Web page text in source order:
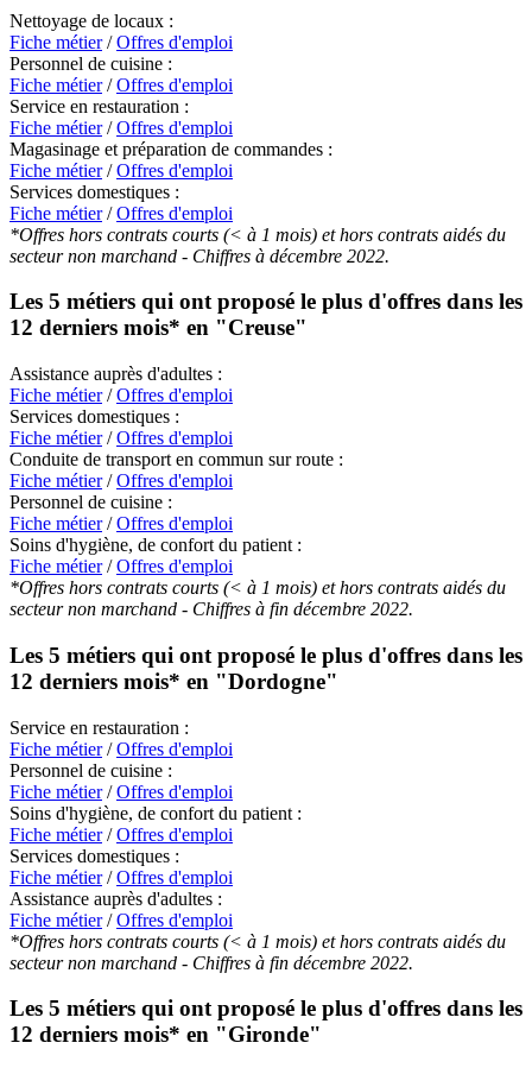
Nettoyage de locaux :
Fiche métier/Offres d'emploi
Personnel de cuisine :
Fiche métier/Offres d'emploi
Service en restauration :
Fiche métier/Offres d'emploi
Magasinage et préparation de commandes :
Fiche métier/Offres d'emploi
Services domestiques :
Fiche métier/Offres d'emploi
*Offres hors contrats courts (< à 1 mois) et hors contrats aidés du
secteur non marchand - Chiffres à décembre 2022.
Les 5 métiers qui ont proposé le plus d'offres dans les
12 derniers mois* en "Creuse"
Assistance auprès d'adultes :
Fiche métier/Offres d'emploi
Services domestiques :
Fiche métier/Offres d'emploi
Conduite de transport en commun sur route :
Fiche métier/Offres d'emploi
Personnel de cuisine :
Fiche métier/Offres d'emploi
Soins d'hygiène, de confort du patient :
Fiche métier/Offres d'emploi
*Offres hors contrats courts (< à 1 mois) et hors contrats aidés du
secteur non marchand - Chiffres à fin décembre 2022.
Les 5 métiers qui ont proposé le plus d'offres dans les
12 derniers mois* en "Dordogne"
Service en restauration :
Fiche métier/Offres d'emploi
Personnel de cuisine :
Fiche métier/Offres d'emploi
Soins d'hygiène, de confort du patient :
Fiche métier/Offres d'emploi
Services domestiques :
Fiche métier/Offres d'emploi
Assistance auprès d'adultes :
Fiche métier/Offres d'emploi
*Offres hors contrats courts (< à 1 mois) et hors contrats aidés du
secteur non marchand - Chiffres à fin décembre 2022.
Les 5 métiers qui ont proposé le plus d'offres dans les
12 derniers mois* en "Gironde"